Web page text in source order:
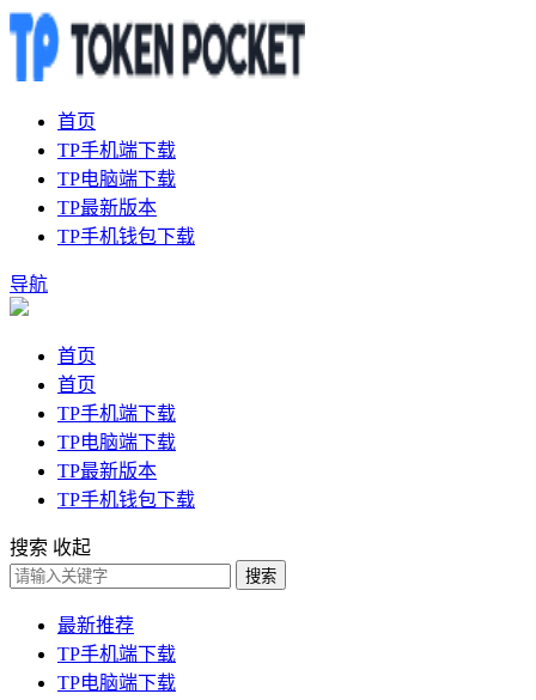
首页
TP手机端下载
TP电脑端下载
TP最新版本
TP手机钱包下载
导航
首页
首页
TP手机端下载
TP电脑端下载
TP最新版本
TP手机钱包下载
搜索 收起
搜索
最新推荐
TP手机端下载
TP电脑端下载